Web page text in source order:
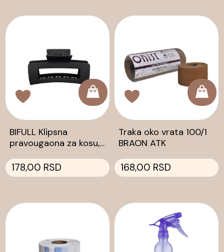
BIFULL Klipsna
pravougaona za kosu,
178,00 RSD
Traka oko vrata 100/1
BRAON ATK
168,00 RSD